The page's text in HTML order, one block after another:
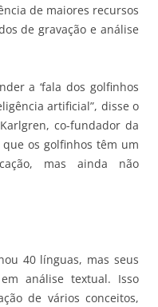
de maiores recursos
de gravação e análise
a ‘fala dos golfinhos
artificial”, disse o
co-fundador da
que os golfinhos têm um
mas ainda não
40 línguas, mas seus
análise textual. Isso
de vários conceitos,